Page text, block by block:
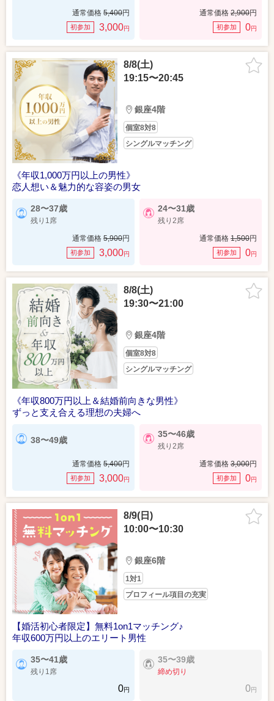
通常価格 5,400円
初参加 3,000円
通常価格 2,900円
初参加 0円
8/8(土)
19:15〜20:45
銀座4階
個室8対8
シングルマッチング
《年収1,000万円以上の男性》
恋人想い＆魅力的な容姿の男女
28〜37歳
残り1席
通常価格 5,900円
初参加 3,000円
24〜31歳
残り2席
通常価格 1,500円
初参加 0円
8/8(土)
19:30〜21:00
銀座4階
個室8対8
シングルマッチング
《年収800万円以上＆結婚前向きな男性》
ずっと支え合える理想の夫婦へ
38〜49歳
通常価格 5,400円
初参加 3,000円
35〜46歳
残り2席
通常価格 3,000円
初参加 0円
8/9(日)
10:00〜10:30
銀座6階
1対1
プロフィール項目の充実
【婚活初心者限定】無料1on1マッチング♪
年収600万円以上のエリート男性
35〜41歳
残り1席
0円
35〜39歳
締め切り
0円